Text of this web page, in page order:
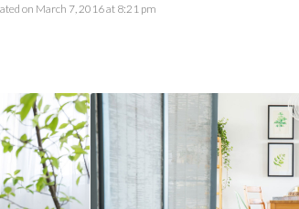
on March 7, 2016 at 8:21 pm